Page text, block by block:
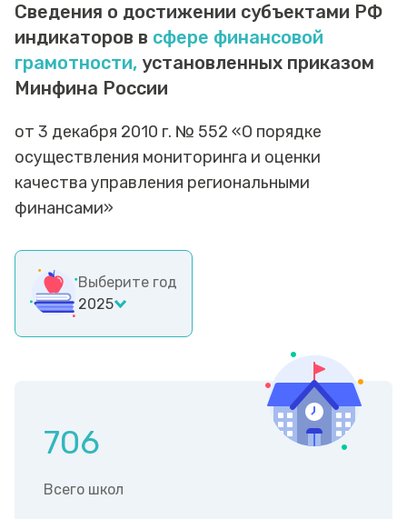
Сведения о достижении субъектами РФ
индикаторов в сфере финансовой
грамотности, установленных приказом
Минфина России
от 3 декабря 2010 г. № 552 «О порядке
осуществления мониторинга и оценки
качества управления региональными
финансами»
Выберите год
2025
706
Всего школ